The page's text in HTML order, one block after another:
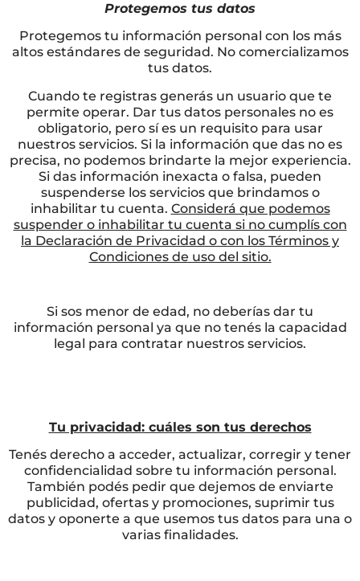
Protegemos tus datos
Protegemos tu información personal con los más
altos estándares de seguridad. No comercializamos
tus datos.
Cuando te registras generás un usuario que te
permite operar. Dar tus datos personales no es
obligatorio, pero sí es un requisito para usar
nuestros servicios. Si la información que das no es
precisa, no podemos brindarte la mejor experiencia.
Si das información inexacta o falsa, pueden
suspenderse los servicios que brindamos o
inhabilitar tu cuenta. Considerá que podemos
suspender o inhabilitar tu cuenta si no cumplís con
la Declaración de Privacidad o con los Términos y
Condiciones de uso del sitio.
Si sos menor de edad, no deberías dar tu
información personal ya que no tenés la capacidad
legal para contratar nuestros servicios.
Tu privacidad: cuáles son tus derechos
Tenés derecho a acceder, actualizar, corregir y tener
confidencialidad sobre tu información personal.
También podés pedir que dejemos de enviarte
publicidad, ofertas y promociones, suprimir tus
datos y oponerte a que usemos tus datos para una o
varias finalidades.